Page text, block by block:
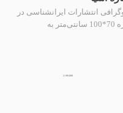
انتشارات ایرانشناسی در
2,100,000